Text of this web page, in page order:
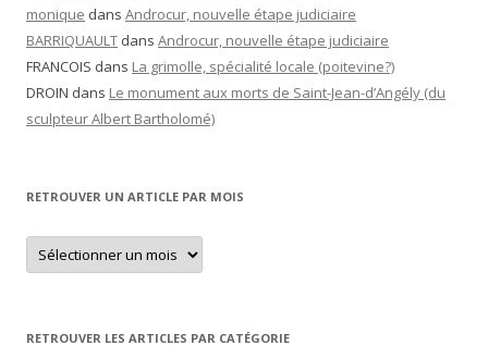
monique dans Androcur, nouvelle étape judiciaire
BARRIQUAULT dans Androcur, nouvelle étape judiciaire
FRANCOIS dans La grimolle, spécialité locale (poitevine?)
DROIN dans Le monument aux morts de Saint-Jean-d’Angély (du
sculpteur Albert Bartholomé)
RETROUVER UN ARTICLE PAR MOIS
Retrouver
un
article
RETROUVER LES ARTICLES PAR CATÉGORIE